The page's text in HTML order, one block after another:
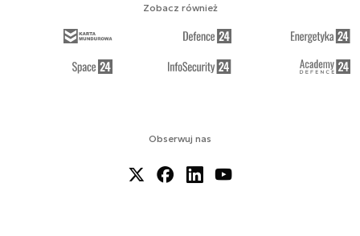
Obserwuj nas
Zobacz również